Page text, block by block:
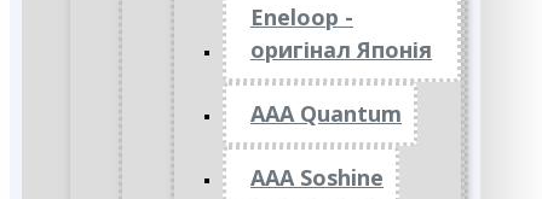
Eneloop -
оригінал Японія
AAA Quantum
AAA Soshine